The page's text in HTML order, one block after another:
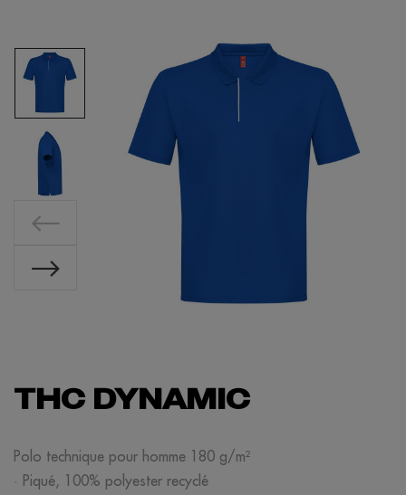
THC DYNAMIC
Polo technique pour homme 180 g/m²
· Piqué, 100% polyester recyclé